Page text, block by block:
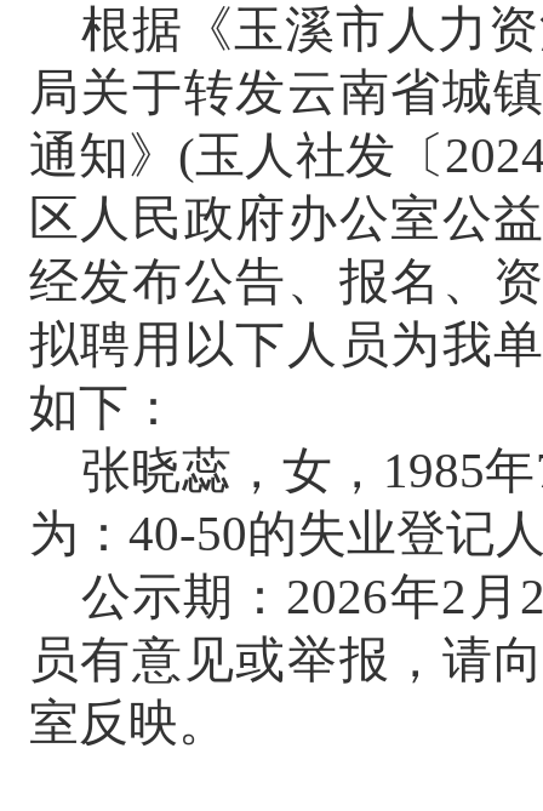
根据《玉溪市人力
局关于转发云南省城
通知》 (玉人社发〔
区人民政府办公室公
经发布公告、报名、
拟聘用以下人员为我
如下：
张晓蕊，女， 1985年
为： 40-50的失业登记
公示期： 2026年2 月
员有意见或举报，请
室反映。